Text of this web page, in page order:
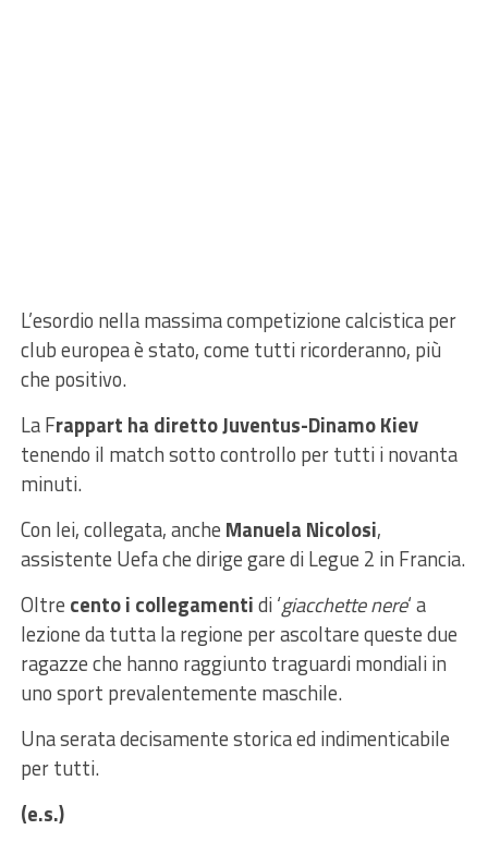
L’esordio nella massima competizione calcistica per
club europea è stato, come tutti ricorderanno, più
che positivo.
La Frappart ha diretto Juventus-Dinamo Kiev
tenendo il match sotto controllo per tutti i novanta
minuti.
Con lei, collegata, anche Manuela Nicolosi,
assistente Uefa che dirige gare di Legue 2 in Francia.
Oltre cento i collegamentidi ‘giacchette nere‘ a
lezione da tutta la regione per ascoltare queste due
ragazze che hanno raggiunto traguardi mondiali in
uno sport prevalentemente maschile.
Una serata decisamente storica ed indimenticabile
per tutti.
(e.s.)